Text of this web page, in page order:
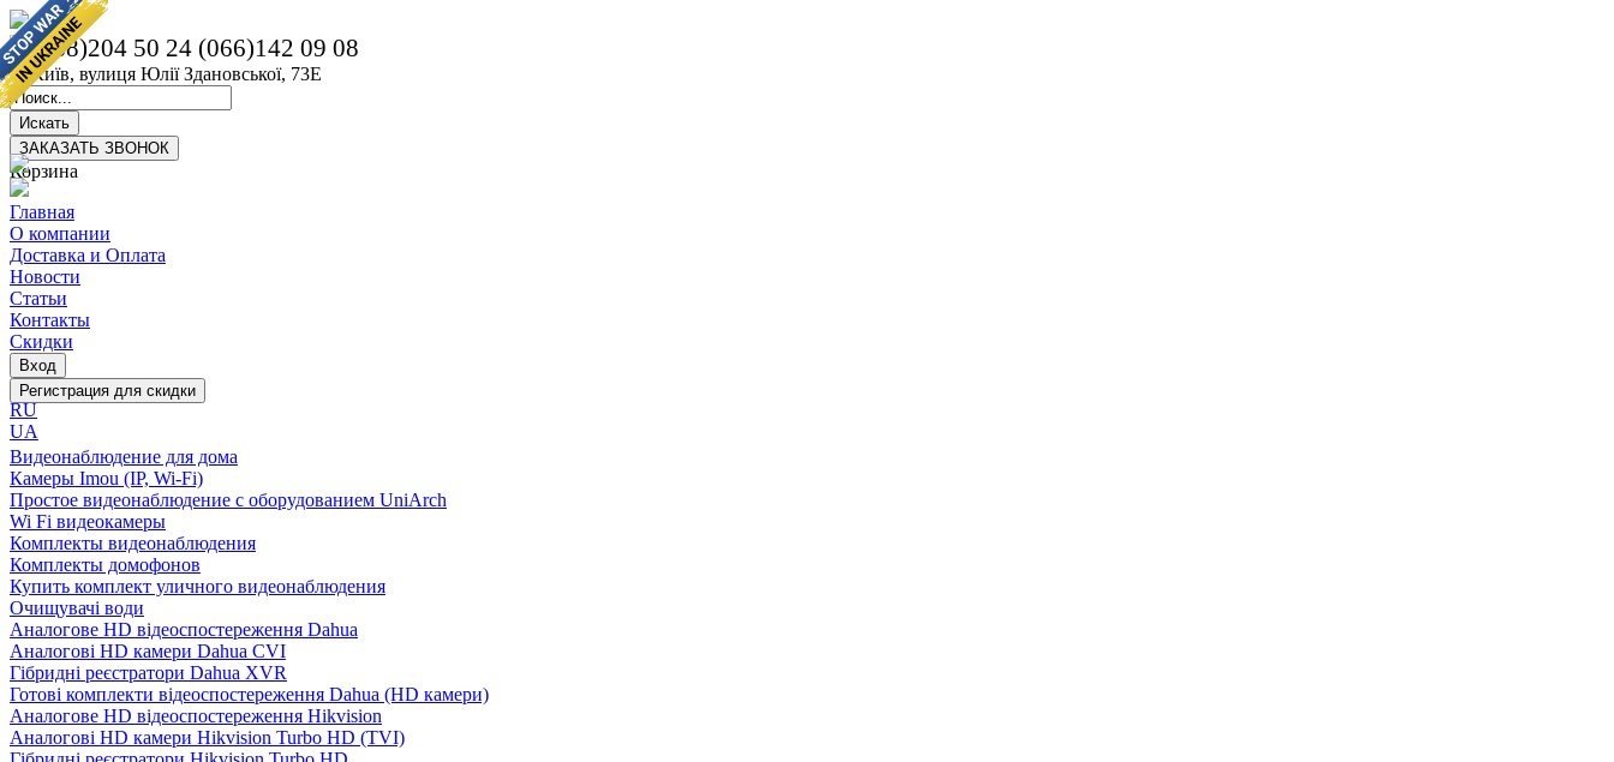
(068)204 50 24 (066)142 09 08
м. Київ, вулиця Юлії Здановської, 73Е
Корзина
Главная
О компании
Доставка и Оплата
Новости
Статьи
Контакты
Скидки
RU
UA
Видеонаблюдение для дома
Камеры Imou (IP, Wi-Fi)
Простое видеонаблюдение с оборудованием UniArch
Wi Fi видеокамеры
Комплекты видеонаблюдения
Комплекты домофонов
Купить комплект уличного видеонаблюдения
Очищувачі води
Аналогове HD відеоспостереження Dahua
Аналогові HD камери Dahua CVI
Гібридні реєстратори Dahua XVR
Готові комплекти відеоспостереження Dahua (HD камери)
Аналогове HD відеоспостереження Hikvision
Аналогові HD камери Hikvision Turbo HD (TVI)